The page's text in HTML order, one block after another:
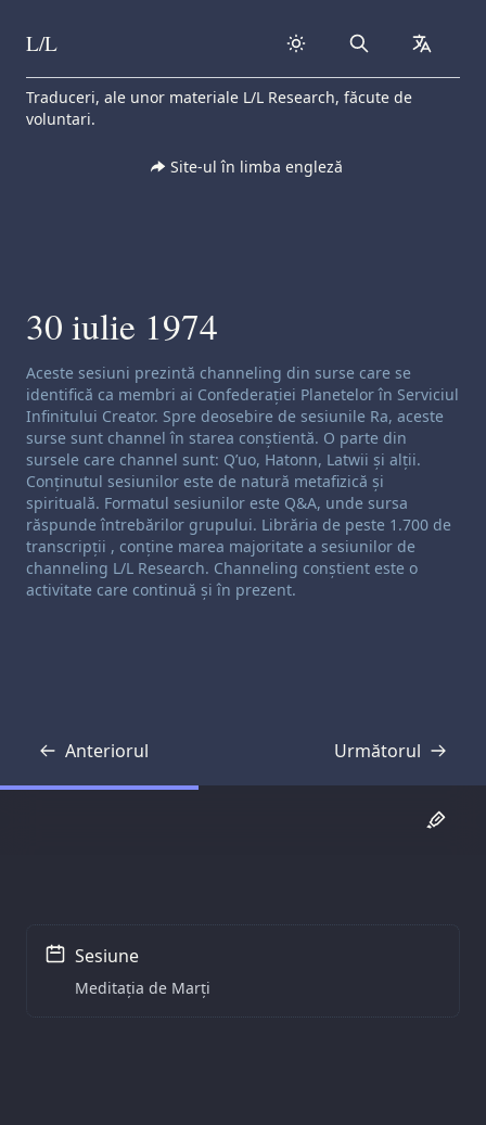
Skip to content
L/L Search
Traduceri, ale unor materiale L/L Research, făcute de
voluntari.
Site-ul în limba engleză
30 iulie 1974
Exonerare de responsabilitate privind canalizarea:
Aceste sesiuni prezintă channeling din surse care se
identifică ca membri ai Confederației Planetelor în Serviciul
Infinitului Creator. Spre deosebire de sesiunile Ra, aceste
surse sunt channel în starea conștientă. O parte din
sursele care channel sunt: Q’uo, Hatonn, Latwii și alții.
Conținutul sesiunilor este de natură metafizică și
spirituală. Formatul sesiunilor este Q&A, unde sursa
răspunde întrebărilor grupului. Librăria de peste 1.700 de
transcripții , conține marea majoritate a sesiunilor de
channeling L/L Research. Channeling conștient este o
activitate care continuă și în prezent.
Anteriorul
Transcriere Următorul
Transcriere
Sesiune
Meditația de Marți